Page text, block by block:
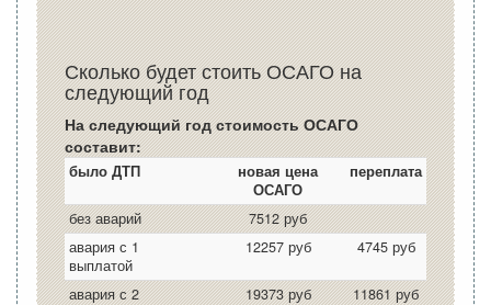
Сколько будет стоить ОСАГО на
следующий год
На следующий год стоимость ОСАГО
составит:
было ДТП
новая цена
ОСАГО
переплата
без аварий
7512 руб
авария с 1
выплатой
12257 руб 4745 руб
авария с 2
19373 руб 11861 руб